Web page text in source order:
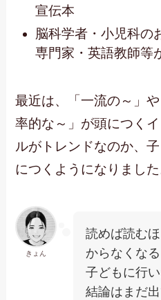
宣伝本
脳科学者・小児科の
専門家・英語教師等
最近は、「一流の～」
率的な～」が頭につく
ルがトレンドなのか、
につくようになりました
きょん
読めば読む
からなくな
子どもに行
結論はまだ